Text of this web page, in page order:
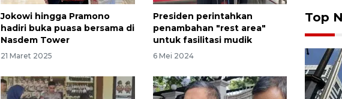
Jokowi hingga Pramono
hadiri buka puasa bersama di
Nasdem Tower
21 Maret 2025
Presiden perintahkan
penambahan "rest area"
untuk fasilitasi mudik
6 Mei 2024
Top